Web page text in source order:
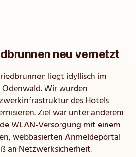
neu vernetzt
liegt idyllisch im
Odenwald. Wir wurden
des Hotels
Ziel war unter anderem
WLAN-Versorgung mit einem
webbasierten Anmeldeportal
an Netzwerksicherheit.